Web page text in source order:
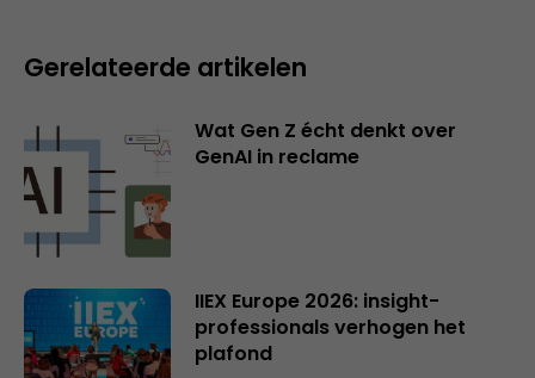
Gerelateerde artikelen
Wat Gen Z écht denkt over
GenAI in reclame
IIEX Europe 2026: insight-
professionals verhogen het
plafond